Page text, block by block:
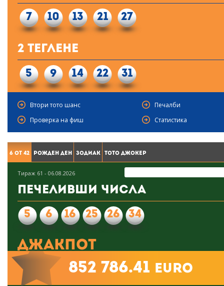
7 10 13 21 27
2 Теглене
5 9 14 22 31
Втори тото шанс
Печалби
Проверка на фиш
Статистика
6 от 42 Рожден ден Зодиак Тото Джокер
Тираж 61 - 06.08.2026
Печеливши числа
5 6 16 25 26 34
Джакпот
852 786.41 euro